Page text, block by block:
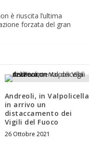
è riuscita l’ultima
forzata del gran
Andreoli, in Valpolicella
in arrivo un
distaccamento dei
Vigili del Fuoco
26 Ottobre 2021